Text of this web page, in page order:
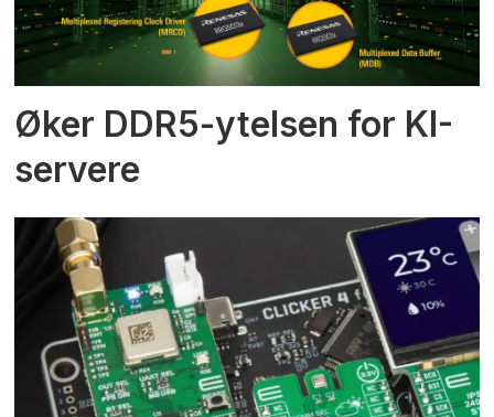
Øker DDR5-ytelsen for KI-
servere